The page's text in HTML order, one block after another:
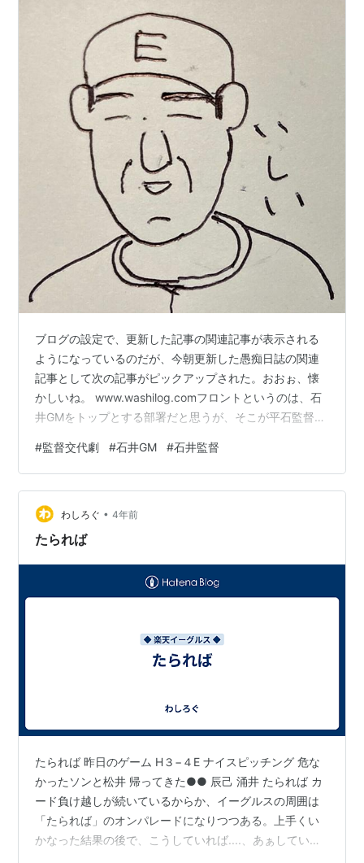
ブログの設定で、更新した記事の関連記事が表示される
ようになっているのだが、今朝更新した愚痴日誌の関連
記事として次の記事がピックアップされた。おおぉ、懐
かしいね。 www.washilog.comフロントというのは、石
井GMをトップとする部署だと思うが、そこが平石監督か
いる。そのとき題材にしたのが朝日新聞に掲載されたコ
ラムなんだけど、そのコラムに記載されたこの部分。 要
所で主軸が何も起きない内野フライに倒れるという場面
が目立った楽天に、１点をもぎ取るための精密なプレー
を根付かせる...。成績を残した監督からの交代劇には、
#監督交代劇 #石井GM #石井監督
わしろぐ • 4年前
たられば
たられば 昨日のゲーム H３−４E ナイスピッチング 危な
かったソンと松井 帰ってきた●● 辰己 涌井 たられば カ
ード負け越しが続いているからか、イーグルスの周囲は
「たられば」のオンパレードになりつつある。上手くい
かなった結果の後で、こうしていれば....、あぁしていれ